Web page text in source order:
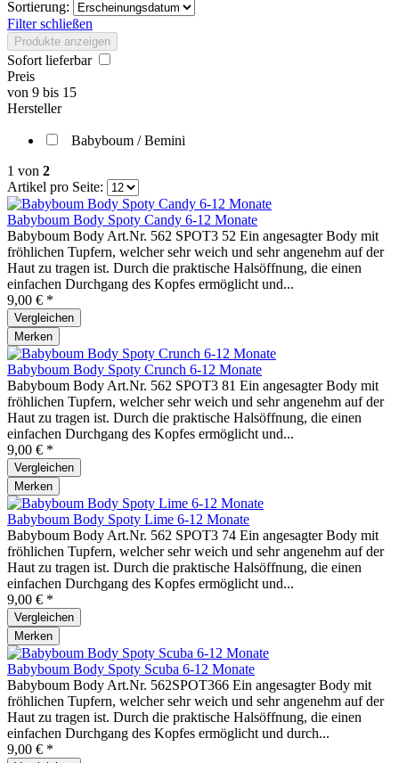
Sortierung:
Filter schließen
Produkte anzeigen
Sofort lieferbar
Preis
von 9 bis 15
Hersteller
Babyboum / Bemini
1 von 2
Artikel pro Seite:
Babyboum Body Spoty Candy 6-12 Monate
Babyboum Body Art.Nr. 562 SPOT3 52 Ein angesagter Body mit
fröhlichen Tupfern, welcher sehr weich und sehr angenehm auf der
Haut zu tragen ist. Durch die praktische Halsöffnung, die einen
einfachen Durchgang des Kopfes ermöglicht und...
9,00 € *
Vergleichen
Merken
Babyboum Body Spoty Crunch 6-12 Monate
Babyboum Body Art.Nr. 562 SPOT3 81 Ein angesagter Body mit
fröhlichen Tupfern, welcher sehr weich und sehr angenehm auf der
Haut zu tragen ist. Durch die praktische Halsöffnung, die einen
einfachen Durchgang des Kopfes ermöglicht und...
9,00 € *
Vergleichen
Merken
Babyboum Body Spoty Lime 6-12 Monate
Babyboum Body Art.Nr. 562 SPOT3 74 Ein angesagter Body mit
fröhlichen Tupfern, welcher sehr weich und sehr angenehm auf der
Haut zu tragen ist. Durch die praktische Halsöffnung, die einen
einfachen Durchgang des Kopfes ermöglicht und...
9,00 € *
Vergleichen
Merken
Babyboum Body Spoty Scuba 6-12 Monate
Babyboum Body Art.Nr. 562SPOT366 Ein angesagter Body mit
fröhlichen Tupfern, welcher sehr weich und sehr angenehm auf der
Haut zu tragen ist. Durch die praktische Halsöffnung, die einen
einfachen Durchgang des Kopfes ermöglicht und durch...
9,00 € *